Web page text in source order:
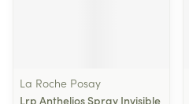
La Roche Posay
Lrp Anthelios Spray Invisible